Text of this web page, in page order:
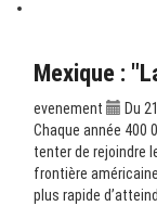
Mexique :
evenement
Du
Chaque année 400
tenter de rejoindre
frontière
plus rapide